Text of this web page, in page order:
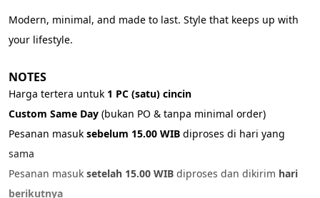
Modern, minimal, and made to last. Style that keeps up with
your lifestyle.
NOTES
Harga tertera untuk 1 PC (satu) cincin
Custom Same Day (bukan PO & tanpa minimal order)
Pesanan masuk sebelum 15.00 WIB diproses di hari yang
sama
Pesanan masuk setelah 15.00 WIB diproses dan dikirim hari
berikutnya